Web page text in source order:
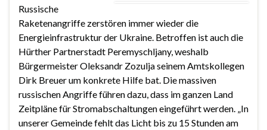
Russische
Raketenangriffe zerstören immer wieder die
Energieinfrastruktur der Ukraine. Betroffen ist auch die
Hürther Partnerstadt Peremyschljany, weshalb
Bürgermeister Oleksandr Zozulja seinem Amtskollegen
Dirk Breuer um konkrete Hilfe bat. Die massiven
russischen Angriffe führen dazu, dass im ganzen Land
Zeitpläne für Stromabschaltungen eingeführt werden. „In
unserer Gemeinde fehlt das Licht bis zu 15 Stunden am